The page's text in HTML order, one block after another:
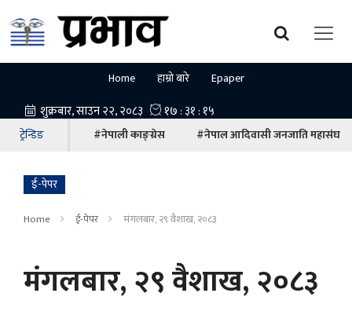
Home हाम्रो बारे Epaper
ट्रेन्डिङ #नेपाली काङ्ग्रेस #नेपाल आदिवासी जनजाति महासंघ
ई-पेपर
Home ई-पेपर मंगलबार, २९ वैशाख, २०८३
मंगलबार, २९ वैशाख, २०८३